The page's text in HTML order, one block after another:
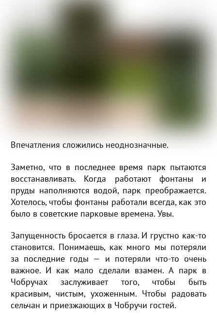
Впечатления сложились неоднозначные.
Заметно, что в последнее время парк пытаются
восстанавливать. Когда работают фонтаны и
пруды наполняются водой, парк преображается.
Хотелось, чтобы фонтаны работали всегда, как это
было в советские парковые времена. Увы.
Запущенность бросается в глаза. И грустно как-то
становится. Понимаешь, как много мы потеряли
за последние годы — и потеряли что-то очень
важное. И как мало сделали взамен. А парк в
Чобручах заслуживает того, чтобы быть
красивым, чистым, ухоженным. Чтобы радовать
сельчан и приезжающих в Чобручи гостей.